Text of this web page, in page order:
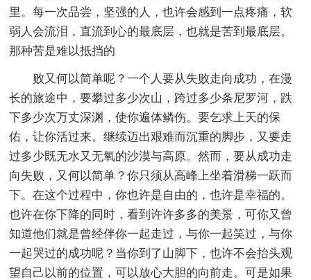
里。每一次品尝，坚强的人，也许会感到一点疼痛，软
弱人会流泪，直流到心的最底层，也就是苦到最底层。
那种苦是难以抵挡的
败又何以简单呢？一个人要从失败走向成功，在漫
长的旅途中，要攀过多少次山，跨过多少条尼罗河，跌
下多少次万丈深渊，使你遍体鳞伤。要乞求上天的保
佑，让你活过来。继续迈出艰难而沉重的脚步，又要走
过多少既无水又无氧的沙漠与高原。然而，要从成功走
向失败，又何以简单？你只须从高峰上坐着滑梯一跃而
下。在这个过程中，你也许是自由的，也许是幸福的。
也许在你下降的同时，看到许许多多的美景，可你又曾
知道他们就是曾经伴你一起走过，与你一起笑过，与你
一起哭过的成功呢？当你到了山脚下，也许不会抬头观
望自己以前的位置，可以放心大胆的向前走。可是如果